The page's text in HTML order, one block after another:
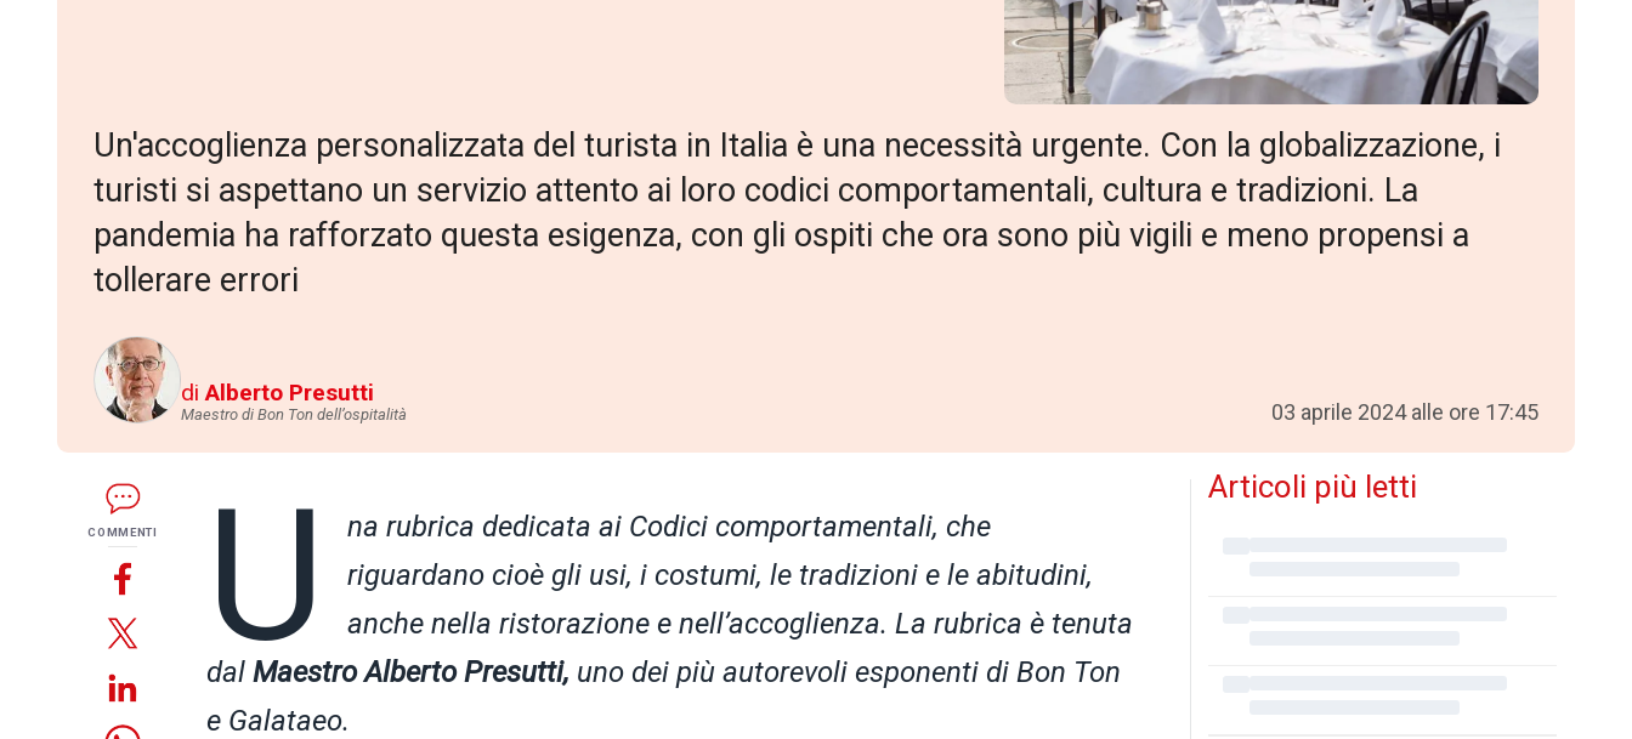
Un'accoglienza personalizzata del turista in Italia è una necessità urgente. Con la globalizzazione, i
turisti si aspettano un servizio attento ai loro codici comportamentali, cultura e tradizioni. La
pandemia ha rafforzato questa esigenza, con gli ospiti che ora sono più vigili e meno propensi a
tollerare errori
diAlberto Presutti
Maestro di Bon Ton dell’ospitalità 03 aprile 2024 alle ore 17:45
COMMENTI U
na rubrica dedicata ai Codici comportamentali, che
riguardano cioè gli usi, i costumi, le tradizioni e le abitudini,
anche nella ristorazione e nell’accoglienza. La rubrica è tenuta
dal Maestro Alberto Presutti, uno dei più autorevoli esponenti di Bon Ton
e Galataeo.
Articoli più letti